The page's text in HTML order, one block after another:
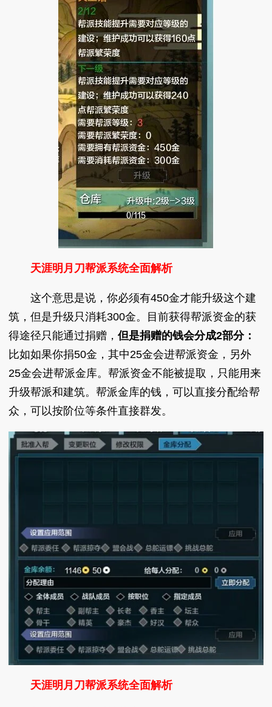
天涯明月刀帮派系统全面解析
这个意思是说，你必须有450金才能升级这个建
筑，但是升级只消耗300金。目前获得帮派资金的获
得途径只能通过捐赠，但是捐赠的钱会分成2部分：
比如如果你捐50金，其中25金会进帮派资金，另外
25金会进帮派金库。帮派资金不能被提取，只能用来
升级帮派和建筑。帮派金库的钱，可以直接分配给帮
众，可以按阶位等条件直接群发。
天涯明月刀帮派系统全面解析